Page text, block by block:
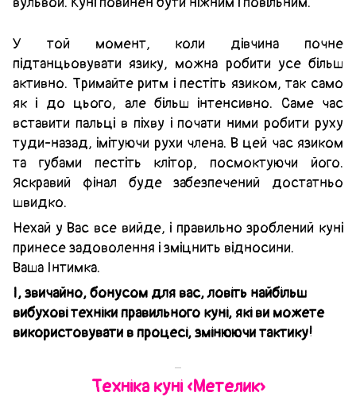
У той момент, коли дівчина почне
підтанцьовувати язику, можна робити усе більш
активно. Тримайте ритм і пестіть язиком, так само
як і до цього, але більш інтенсивно. Саме час
вставити пальці в піхву і почати ними робити руху
туди-назад, імітуючи рухи члена. В цей час язиком
та губами пестіть клітор, посмоктуючи його.
Яскравий фінал буде забезпечений достатньо
швидко.
Нехай у Вас все вийде, і правильно зроблений куні
принесе задоволення і зміцнить відносини.
Ваша Інтимка.
І, звичайно, бонусом для вас,ловіть найбільш
вибухові техніки правильного куні, які ви можете
використовувати в процесі, змінюючи тактику!
Техніка куні «Метелик»